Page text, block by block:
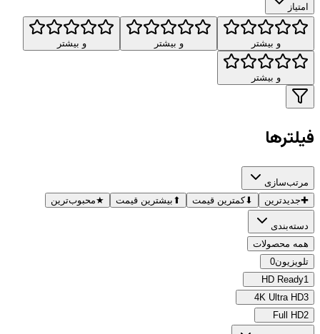
امتیاز
و بیشتر و بیشتر و بیشتر
و بیشتر
فیلترها
مرتب‌سازی
✚جدیدترین ⬇کمترین قیمت ⬆ بیشترین قیمت ★محبوب‌ترین
دسته‌بندی
همه محصولات
تلویزیون0
HD Ready1
4K Ultra HD3
Full HD2